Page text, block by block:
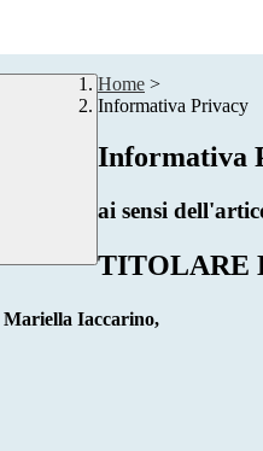
Home >
Informativa Privacy
Informativa
ai sensi
TITOLARE
Mariella Iaccarino,